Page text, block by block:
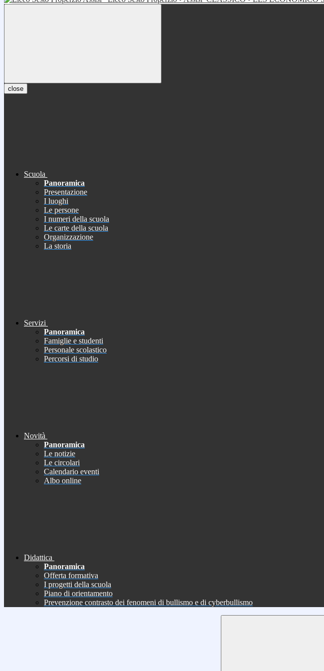
close
Scuola
Panoramica
Presentazione
I luoghi
Le persone
I numeri della scuola
Le carte della scuola
Organizzazione
La storia
Servizi
Panoramica
Famiglie e studenti
Personale scolastico
Percorsi di studio
Novità
Panoramica
Le notizie
Le circolari
Calendario eventi
Albo online
Didattica
Panoramica
Offerta formativa
I progetti della scuola
Piano di orientamento
Prevenzione contrasto dei fenomeni di bullismo e di cyberbullismo